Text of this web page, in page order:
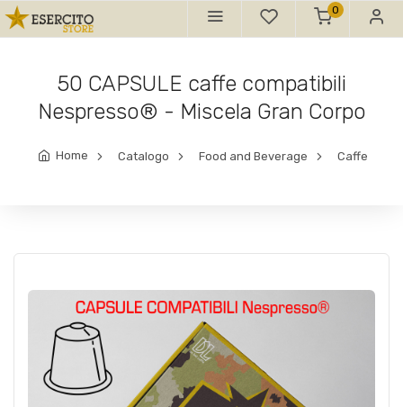
0
50 CAPSULE caffe compatibili
Nespresso® - Miscela Gran Corpo
Home Catalogo Food and Beverage Caffe